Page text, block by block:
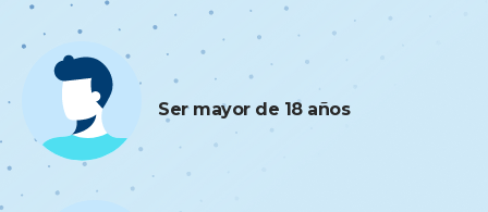
Ser mayor de 18 años